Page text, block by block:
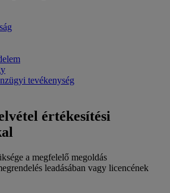
tevékenység
értékesítési
a megfelelő megoldás
leadásában vagy licencének